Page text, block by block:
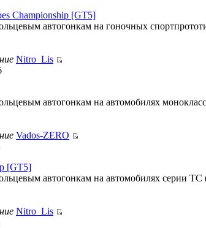
Championship [GT5]
автогонкам на гоночных
Nitro_Lis
автогонкам на автомобилях
Vados-ZERO
[GT5]
автогонкам на автомобилях серии TC
Nitro_Lis